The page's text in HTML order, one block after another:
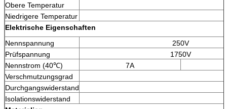
Obere Temperatur
Niedrigere Temperatur
Elektrische Eigenschaften
Nennspannung
250V
Prüfspannung
1750V
Nennstrom (40℃)
7A
Verschmutzungsgrad
Durchgangswiderstand
Isolationswiderstand